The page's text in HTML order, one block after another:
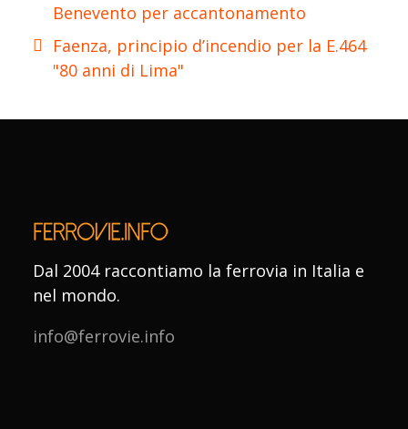
Benevento per accantonamento
Faenza, principio d’incendio per la E.464
"80 anni di Lima"
Dal 2004 raccontiamo la ferrovia in Italia e
nel mondo.
info@ferrovie.info